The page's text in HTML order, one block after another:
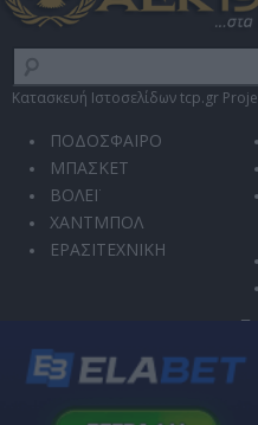
Κατασκευή Ιστοσελίδων tcp.gr
ΠΟΔΟΣΦΑΙΡΟ
ΜΠΑΣΚΕΤ
ΒΟΛΕΪ
ΧΑΝΤΜΠΟΛ
ΕΡΑΣΙΤΕΧΝΙΚΗ
Ο ιστότοπός μας χρησιμοποιεί την
κακόβουλη χρήση και